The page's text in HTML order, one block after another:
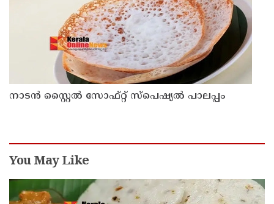
നാടൻ സ്റ്റൈൽ സോഫ്റ്റ് സ്പെഷ്യൽ പാലപ്പം
You May Like